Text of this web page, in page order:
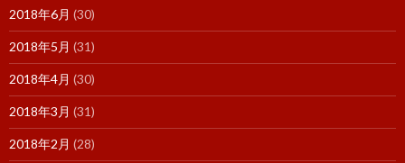
2018年6月 (30)
2018年5月 (31)
2018年4月 (30)
2018年3月 (31)
2018年2月 (28)